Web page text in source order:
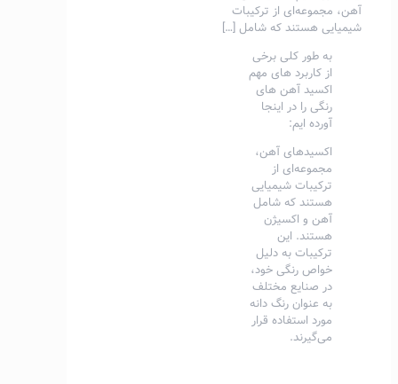
آهن، مجموعه‌ای از ترکیبات
شیمیایی هستند که شامل […]
به طور کلی برخی
از کاربرد های مهم
اکسید آهن های
رنگی را در اینجا
آورده ایم:
اکسیدهای آهن،
مجموعه‌ای از
ترکیبات شیمیایی
هستند که شامل
آهن و اکسیژن
هستند. این
ترکیبات به دلیل
خواص رنگی خود،
در صنایع مختلف
به عنوان رنگ دانه
مورد استفاده قرار
می‌گیرند.